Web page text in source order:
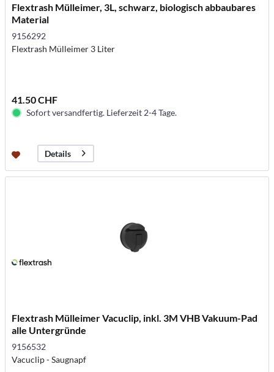
Flextrash Mülleimer, 3L, schwarz, biologisch abbaubares
Material
9156292
Flextrash Mülleimer 3 Liter
41.50 CHF
Sofort versandfertig. Lieferzeit 2-4 Tage.
Details
Flextrash Mülleimer Vacuclip, inkl. 3M VHB Vakuum-Pad
alle Untergründe
9156532
Vacuclip - Saugnapf